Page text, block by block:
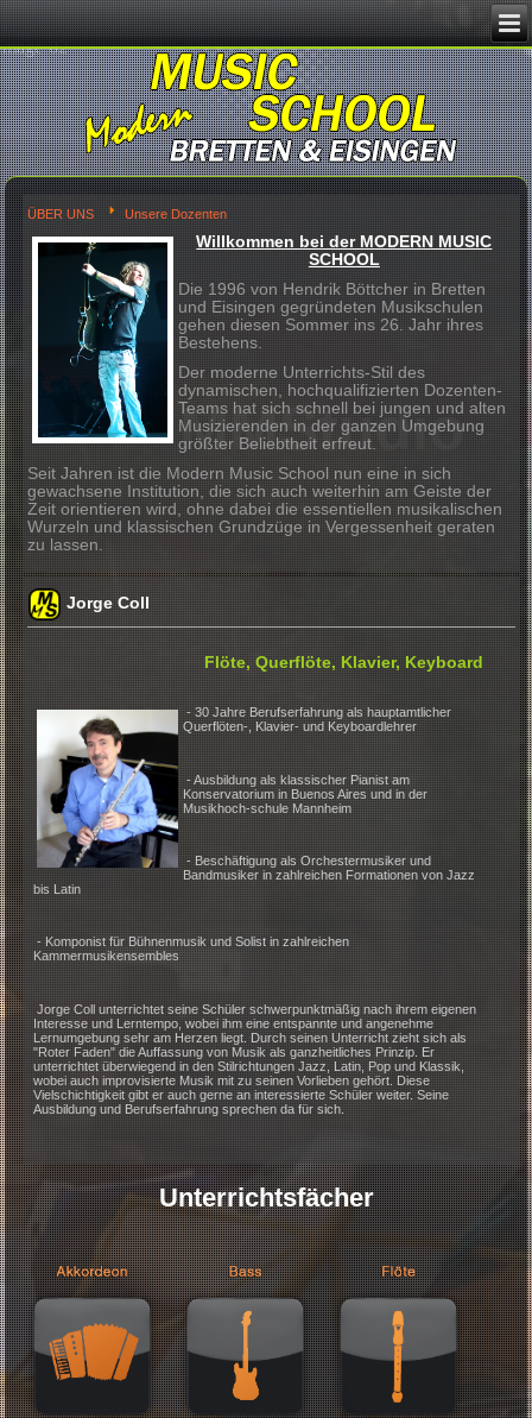
02
MMStudio
ÜBER UNS Unsere Dozenten
Willkommen bei der MODERN
SCHOOL
Die 1996 von Hendrik Böttcher in
und Eisingen gegründeten
gehen diesen Sommer ins 26. Jahr
Bestehens.
Der moderne Unterrichts-Stil des
dynamischen, hochqualifizierten
Teams hat sich schnell bei jungen
Musizierenden in der ganzen
größter Beliebtheit erfreut.
Seit Jahren ist die Modern Music School nun eine in sich
gewachsene Institution, die sich auch weiterhin am
Zeit orientieren wird, ohne dabei die essentiellen
Wurzeln und klassischen Grundzüge in Vergessenheit
zu lassen.
Jorge Coll
Flöte, Querflöte, Klavier,
- 30 Jahre Berufserfahrung als hauptamtlicher
Querflöten-, Klavier- und Keyboardlehrer
- Ausbildung als klassischer Pianist am
Konservatorium in Buenos Aires und in der
Musikhoch-schule Mannheim
- Beschäftigung als Orchestermusiker und
Bandmusiker in zahlreichen Formationen von
bis Latin
- Komponist für Bühnenmusik und Solist in zahlreichen
Kammermusikensembles
Jorge Coll unterrichtet seine Schüler schwerpunktmäßig nach ihrem
Interesse und Lerntempo, wobei ihm eine entspannte und angenehme
Lernumgebung sehr am Herzen liegt. Durch seinen Unterricht zieht sich
"Roter Faden" die Auffassung von Musik als ganzheitliches Prinzip. Er
unterrichtet überwiegend in den Stilrichtungen Jazz, Latin, Pop und
wobei auch improvisierte Musik mit zu seinen Vorlieben gehört. Diese
Vielschichtigkeit gibt er auch gerne an interessierte Schüler weiter. Seine
Ausbildung und Berufserfahrung sprechen da für sich.
Unterrichtsfächer